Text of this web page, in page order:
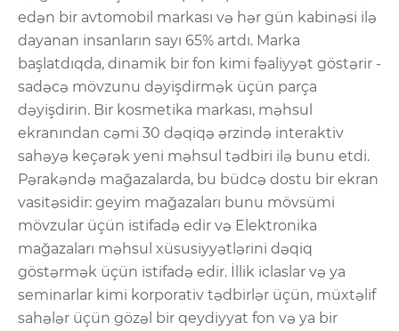
edən bir avtomobil markası və hər gün kabinəsi ilə
dayanan insanların sayı 65% artdı. Marka
başlatdıqda, dinamik bir fon kimi fəaliyyət göstərir -
sadəcə mövzunu dəyişdirmək üçün parça
dəyişdirin. Bir kosmetika markası, məhsul
ekranından cəmi 30 dəqiqə ərzində interaktiv
sahəyə keçərək yeni məhsul tədbiri ilə bunu etdi.
Pərakəndə mağazalarda, bu büdcə dostu bir ekran
vasitəsidir: geyim mağazaları bunu mövsümi
mövzular üçün istifadə edir və Elektronika
mağazaları məhsul xüsusiyyətlərini dəqiq
göstərmək üçün istifadə edir. İllik iclaslar və ya
seminarlar kimi korporativ tədbirlər üçün, müxtəlif
sahələr üçün gözəl bir qeydiyyat fon və ya bir